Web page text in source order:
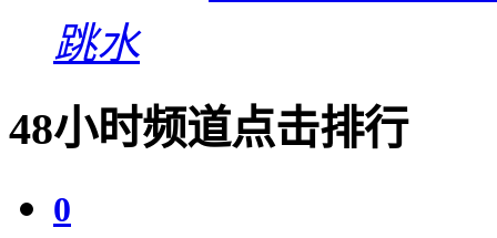
跳水
48小时频道点击排行
0